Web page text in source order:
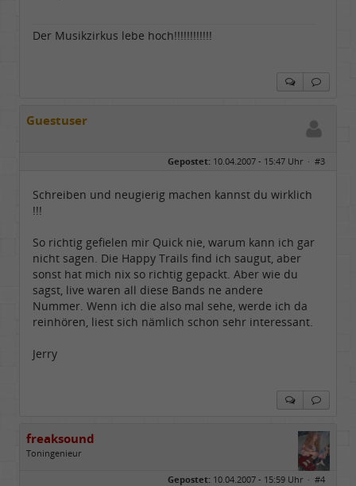
Der Musikzirkus lebe hoch!!!!!!!!!!!!
Guestuser
Gepostet: 10.04.2007 - 15:47 Uhr · #3
Schreiben und neugierig machen kannst du wirklich
!!!
So richtig gefielen mir Quick nie, warum kann ich gar
nicht sagen. Die Happy Trails find ich saugut, aber
sonst hat mich nix so richtig gepackt. Aber wie du
sagst, live waren all diese Bands ne andere
Nummer. Wenn ich die also mal sehe, werde ich da
reinhören, liest sich nämlich schon sehr interessant.
Jerry
freaksound
Toningenieur
Gepostet: 10.04.2007 - 15:59 Uhr · #4